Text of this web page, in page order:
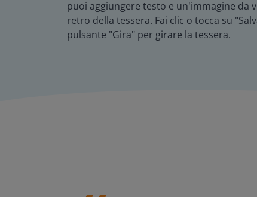
puoi aggiungere testo e un'immagine da
retro della tessera. Fai clic o tocca su
pulsante "Gira" per girare la tessera.